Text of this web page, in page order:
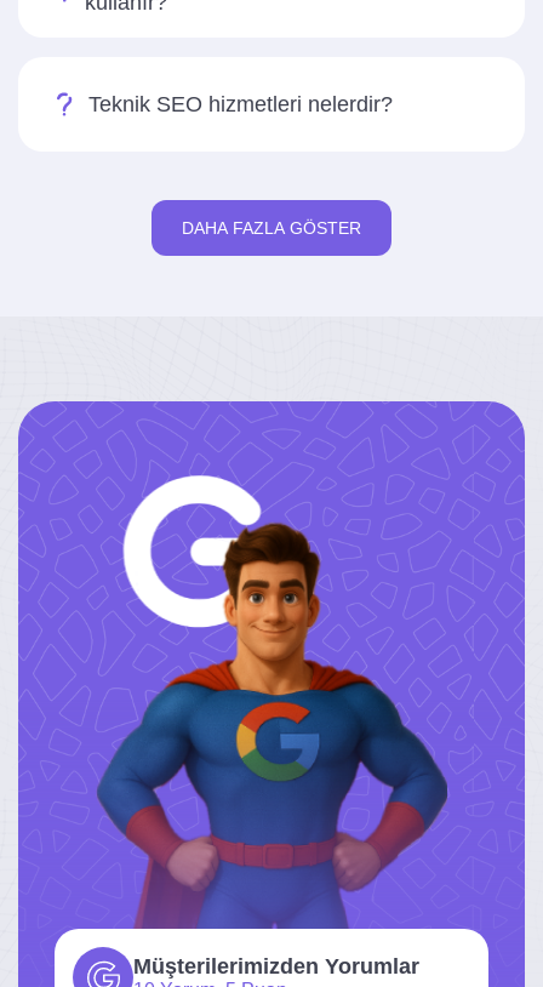
Teknik SEO hizmetleri nelerdir?
DAHA FAZLA GÖSTER
Müşterilerimizden Yorumlar